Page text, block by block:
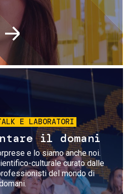
Immagine
E LABORATORI
il domani
e lo siamo anche noi.
culturale curato dalle
del mondo di